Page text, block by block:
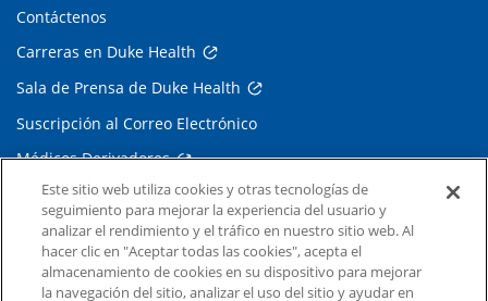
Contáctenos
Carreras en Duke Health
Sala de Prensa de Duke Health
Suscripción al Correo Electrónico
Médicos Derivadores
Enlaces relacionados
Duke Cancer Institute
Este sitio web utiliza cookies y otras tecnologías de
seguimiento para mejorar la experiencia del usuario y
analizar el rendimiento y el tráfico en nuestro sitio web. Al
hacer clic en "Aceptar todas las cookies", acepta el
almacenamiento de cookies en su dispositivo para mejorar
la navegación del sitio, analizar el uso del sitio y ayudar en